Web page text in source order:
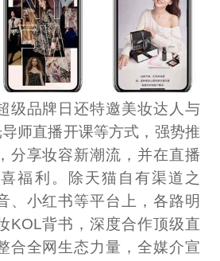
级品牌日还特邀美妆达人与
师直播开课等方式，强势推
分享妆容新潮流，并在直播
福利。除天猫自有渠道之
、小红书等平台上，各路明
KOL背书，深度合作顶级直
合全网生态力量，全媒介宣